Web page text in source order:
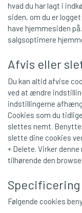
hvad du har lagt i
siden, om du er
have hjemmesiden
salgsoptimere
Afvis eller
Du kan altid afvise
ved at ændre
indstillingerne
Cookies som du
slettes nemt.
slette dine cookies
+ Delete. Virker
tilhørende den
Følgende cookies